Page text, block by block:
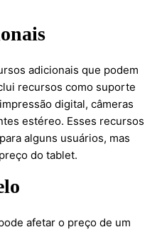
adicionais que podem
recursos como suporte
digital, câmeras
estéreo. Esses recursos
alguns usuários, mas
do tablet.
afetar o preço de um